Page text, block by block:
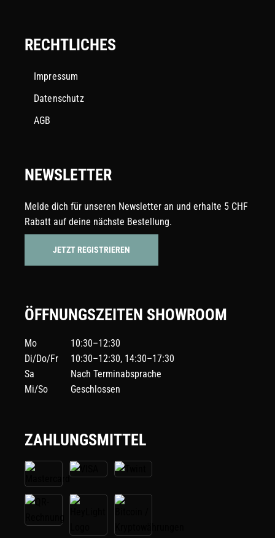
RECHTLICHES
Impressum
Datenschutz
AGB
NEWSLETTER
Melde dich für unseren Newsletter an und erhalte 5 CHF
Rabatt auf deine nächste Bestellung.
JETZT REGISTRIEREN
ÖFFNUNGSZEITEN SHOWROOM
Mo
10:30–12:30
Di/Do/Fr
10:30–12:30, 14:30–17:30
Sa
Nach Terminabsprache
Mi/So
Geschlossen
ZAHLUNGSMITTEL